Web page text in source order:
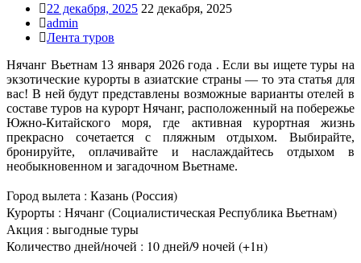
22 декабря, 2025 22 декабря, 2025
admin
Лента туров
Нячанг Вьетнам 13 января 2026 года . Если вы ищете туры на
экзотические курорты в азиатские страны — то эта статья для
вас! В ней будут представлены возможные варианты отелей в
составе туров на курорт Нячанг, расположенный на побережье
Южно-Китайского моря, где активная курортная жизнь
прекрасно сочетается с пляжным отдыхом. Выбирайте,
бронируйте, оплачивайте и наслаждайтесь отдыхом в
необыкновенном и загадочном Вьетнаме.
Город вылета : Казань (Россия)
Курорты : Нячанг (Социалистическая Республика Вьетнам)
Акция : выгодные туры
Количество дней/ночей : 10 дней/9 ночей (+1н)